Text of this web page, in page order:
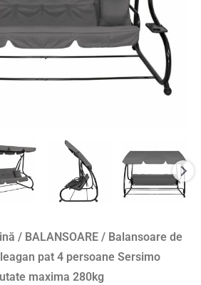
/ BALANSOARE / Balansoare de
pat 4 persoane Sersimo
maxima 280kg